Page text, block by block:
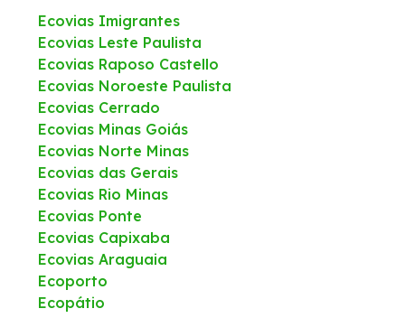
Ecovias Imigrantes
Ecovias Leste Paulista
Ecovias Raposo Castello
Ecovias Noroeste Paulista
Ecovias Cerrado
Ecovias Minas Goiás
Ecovias Norte Minas
Ecovias das Gerais
Ecovias Rio Minas
Ecovias Ponte
Ecovias Capixaba
Ecovias Araguaia
Ecoporto
Ecopátio